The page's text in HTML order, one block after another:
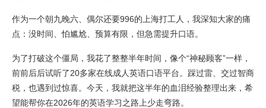
作为一个朝九晚六、偶尔还要996的上海打工人，我深知大家的痛
点：没时间、怕尴尬、预算有限，但急需提升口语。
为了打破这个僵局，我花了整整半年时间，像个“神秘顾客”一样，
前前后后试听了20多家在线成人英语口语平台。踩过雷、交过智商
税，也遇到过惊喜。今天，我就把这半年的血泪经验整理出来，希
望能帮你在2026年的英语学习之路上少走弯路。